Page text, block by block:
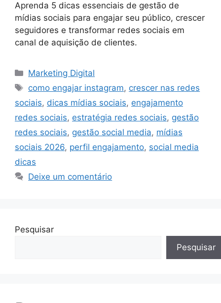
Aprenda 5 dicas essenciais de gestão de
mídias sociais para engajar seu público, crescer
seguidores e transformar redes sociais em
canal de aquisição de clientes.
Categorias
Marketing Digital
Tags
como engajar instagram, crescer nas redes
sociais, dicas mídias sociais, engajamento
redes sociais, estratégia redes sociais, gestão
redes sociais, gestão social media, mídias
sociais 2026, perfil engajamento, social media
dicas
Deixe um comentário
Pesquisar
Pesquisar